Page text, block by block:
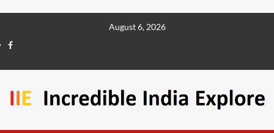
content
August 6, 2026
Facebook